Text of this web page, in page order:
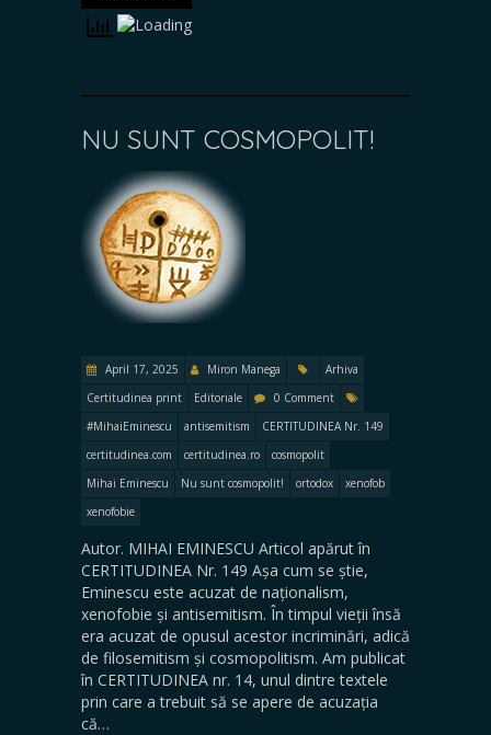
NU SUNT COSMOPOLIT!
April 17, 2025 Miron Manega
Arhiva
Certitudinea print
Editoriale
0 Comment
#MihaiEminescu
antisemitism
CERTITUDINEA Nr. 149
certitudinea.com
certitudinea.ro
cosmopolit
Mihai Eminescu
Nu sunt cosmopolit! ortodox
xenofob
xenofobie
Autor. MIHAI EMINESCU Articol apărut în
CERTITUDINEA Nr. 149 Așa cum se știe,
Eminescu este acuzat de naționalism,
xenofobie și antisemitism. În timpul vieții însă
era acuzat de opusul acestor incriminări, adică
de filosemitism și cosmopolitism. Am publicat
în CERTITUDINEA nr. 14, unul dintre textele
prin care a trebuit să se apere de acuzația
că…